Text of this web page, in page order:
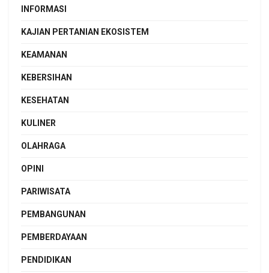
INFORMASI
KAJIAN PERTANIAN EKOSISTEM
KEAMANAN
KEBERSIHAN
KESEHATAN
KULINER
OLAHRAGA
OPINI
PARIWISATA
PEMBANGUNAN
PEMBERDAYAAN
PENDIDIKAN